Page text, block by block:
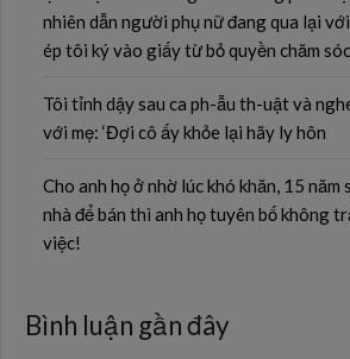
nhiên dẫn người phụ nữ đang qua lại
ép tôi ký vào giấy từ bỏ quyền chăm
Tôi tỉnh dậy sau ca ph-ẫu th-uật và
với mẹ: ‘Đợi cô ấy khỏe lại hãy ly hôn
Cho anh họ ở nhờ lúc khó khăn, 15 năm
nhà để bán thì anh họ tuyên bố không
việc!
Bình luận gần đây